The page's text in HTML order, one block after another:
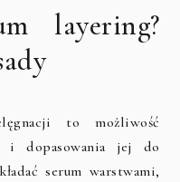
layering?
to możliwość
i dopasowania jej do
serum warstwami,